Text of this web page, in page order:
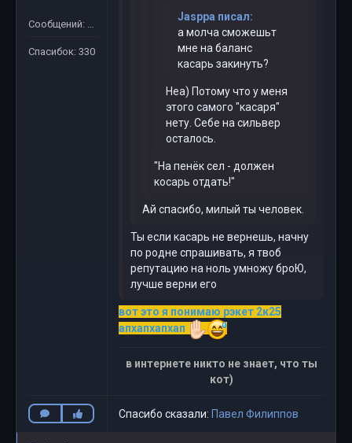
Сообщений: 311
Спасибок: 330
Jasppa писал:
а молча сможешьт
мне на баланс
касарь закинуть?
Неа) Потому что у меня
этого самого "касаря"
нету. Себе на сильвер
осталось.
"На пенёк сел - должен
косарь отдать!"
Ай спасибо, милый ты человек.
Ты если касарь не вернешь, начну
по родне спрашивать, я твоб
репутацию на ноль умножу броЮ,
лучше верни его
вот это я понимаю рэкет 2к25
апхапхапхап
в интернете никто не знает, что ты
кот)
Спасибо сказали: Павел Филиппов